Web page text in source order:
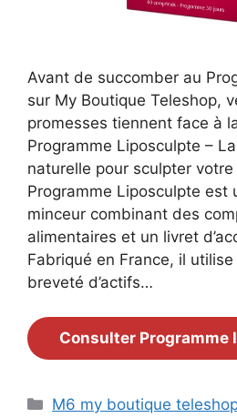
Avant de succomber au
sur My Boutique Teleshop,
promesses tiennent face à
Programme Liposculpte –
naturelle pour sculpter
Programme Liposculpte est
minceur combinant des
alimentaires et un livret
Fabriqué en France, il
breveté d’actifs…
Consulter Programme
Catégories
M6 my boutique